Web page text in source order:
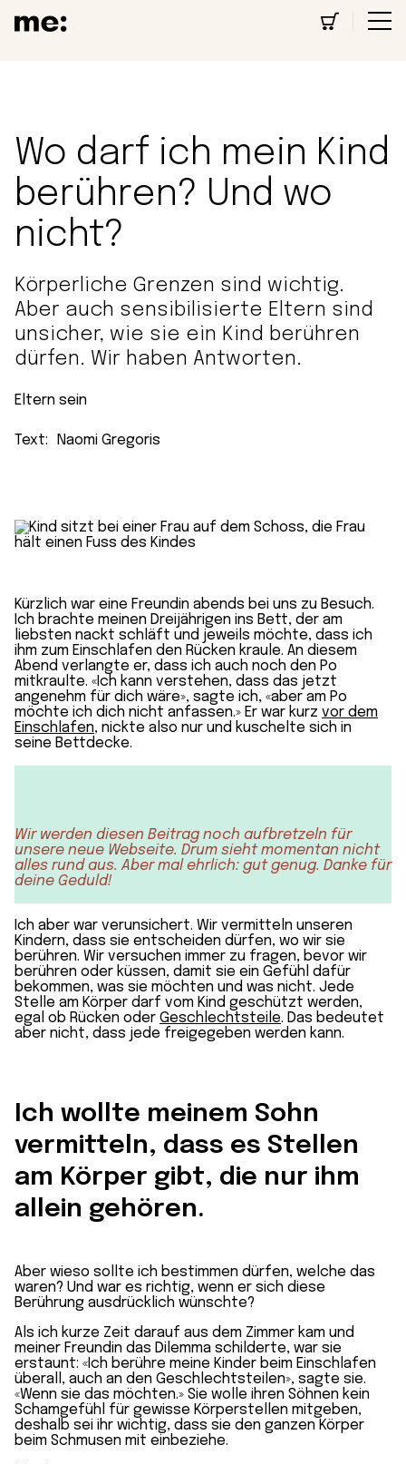
Wo darf ich mein Kind
berühren? Und wo
nicht?
Körperliche Grenzen sind wichtig.
Aber auch sensibilisierte Eltern sind
unsicher, wie sie ein Kind berühren
dürfen. Wir haben Antworten.
Eltern sein
Text: Naomi Gregoris
Kürzlich war eine Freundin abends bei uns zu Besuch.
Ich brachte meinen Dreijährigen ins Bett, der am
liebsten nackt schläft und jeweils möchte, dass ich
ihm zum Einschlafen den Rücken kraule. An diesem
Abend verlangte er, dass ich auch noch den Po
mitkraulte. «Ich kann verstehen, dass das jetzt
angenehm für dich wäre», sagte ich, «aber am Po
möchte ich dich nicht anfassen.» Er war kurz vor dem
Einschlafen, nickte also nur und kuschelte sich in
seine Bettdecke.
Wir werden diesen Beitrag noch aufbretzeln für
unsere neue Webseite. Drum sieht momentan nicht
alles rund aus. Aber mal ehrlich: gut genug. Danke für
deine Geduld!
Ich aber war verunsichert. Wir vermitteln unseren
Kindern, dass sie entscheiden dürfen, wo wir sie
berühren. Wir versuchen immer zu fragen, bevor wir
berühren oder küssen, damit sie ein Gefühl dafür
bekommen, was sie möchten und was nicht. Jede
Stelle am Körper darf vom Kind geschützt werden,
egal ob Rücken oder Geschlechtsteile. Das bedeutet
aber nicht, dass jede freigegeben werden kann.
Ich wollte meinem Sohn
vermitteln, dass es Stellen
am Körper gibt, die nur ihm
allein gehören.
Aber wieso sollte ich bestimmen dürfen, welche das
waren? Und war es richtig, wenn er sich diese
Berührung ausdrücklich wünschte?
Als ich kurze Zeit darauf aus dem Zimmer kam und
meiner Freundin das Dilemma schilderte, war sie
erstaunt: «Ich berühre meine Kinder beim Einschlafen
überall, auch an den Geschlechtsteilen», sagte sie.
«Wenn sie das möchten.» Sie wolle ihren Söhnen kein
Schamgefühl für gewisse Körperstellen mitgeben,
deshalb sei ihr wichtig, dass sie den ganzen Körper
beim Schmusen mit einbeziehe.